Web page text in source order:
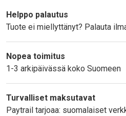
Text
Helppo palautus
Tuote ei miellyttänyt? Palauta
Nopea toimitus
1-3 arkipäivässä koko Suomeen
Turvalliset maksutavat
Paytrail tarjoaa: suomalaiset